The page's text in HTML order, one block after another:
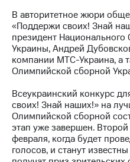
кабинет
акционера
Акционерный
капитал
Контроль
и
Рынок
акций
Описание
Программа
приобретения
Порядок
В авторитетное жюри
«Поддержи своих! Знай
президент
Украины, Андрей
компании МТС-Украина, а
Олимпийской сборной
Всеукраинский конкурс
своих! Знай наших!» на
Олимпийской сборной
этап уже завершен. Второй
февраля, когда будет
голосов, и станут